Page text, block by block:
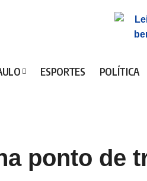
ESPORTES POLÍTICA
ponto de